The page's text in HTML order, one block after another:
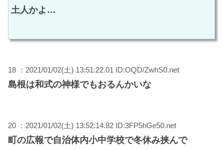
土人かよ…
18 ：2021/01/02(土) 13:51:22.01 ID:OQD/ZwhS0.net
島根は和式の神様でもおるんかいな
20 ：2021/01/02(土) 13:52:14.82 ID:3FP5hGe50.net
町の広報で自治体内小中学校で冬休み挟んで